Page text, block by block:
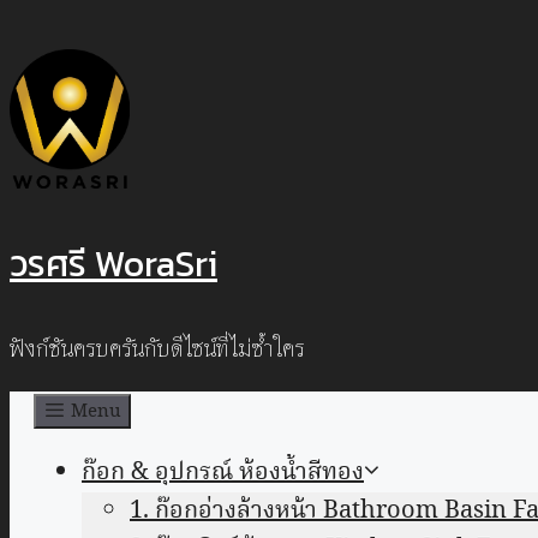
to
content
วรศรี WoraSri
ฟังก์ชันครบครันกับดีไซน์ที่ไม่ซ้ำใคร
Menu
ก๊อก & อุปกรณ์ ห้องน้ำสีทอง
1. ก๊อกอ่างล้างหน้า Bathroom Basin